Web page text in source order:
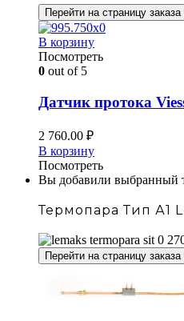
Перейти на страницу заказа
В корзину
Посмотреть
0 out of 5
Датчик протока
2 760.00 ₽
В корзину
Посмотреть
Вы добавили выбранный
Термопара Тип А1
Перейти на страницу заказа